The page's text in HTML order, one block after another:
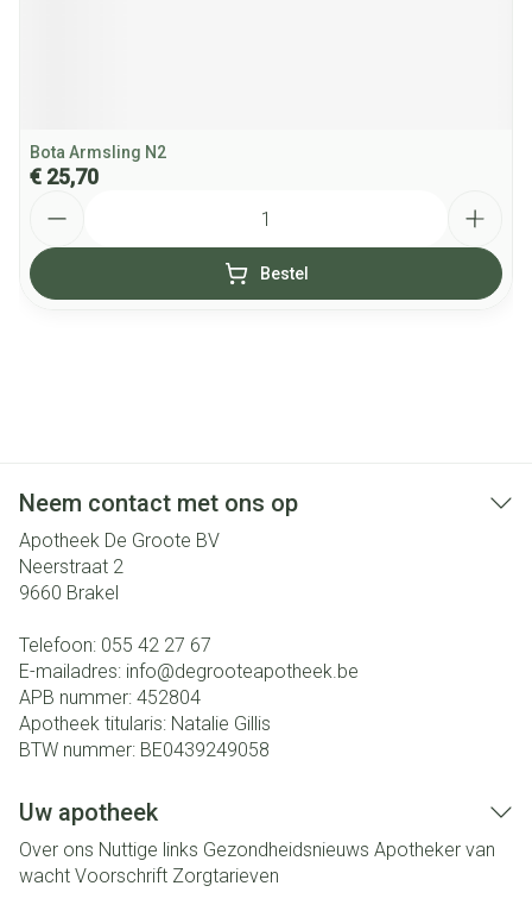
Bota Armsling N2
€ 25,70
Bestel
Neem contact met ons op
Apotheek De Groote BV
Neerstraat 2
9660 Brakel
Telefoon: 055 42 27 67
E-mailadres: info@degrooteapotheek.be
APB nummer: 452804
Apotheek titularis: Natalie Gillis
BTW nummer: BE0439249058
Uw apotheek
Over ons Nuttige links Gezondheidsnieuws Apotheker van
wacht Voorschrift Zorgtarieven